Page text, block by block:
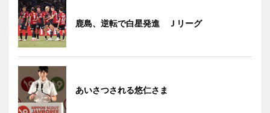
鹿島、逆転で白星発進 Ｊリーグ
あいさつされる悠仁さま